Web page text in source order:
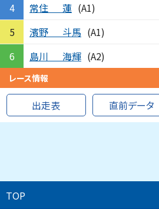
4
常住 蓮 (A1)
5
濱野 斗馬 (A1)
6
島川 海輝 (A2)
レース情報
出走表 直前データ
TOP